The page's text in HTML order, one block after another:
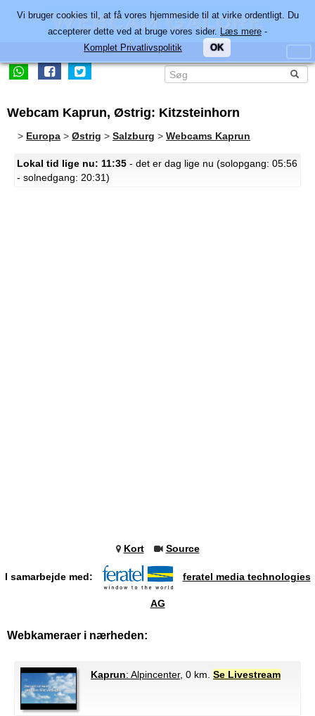
Webcam Kaprun, Østrig: Kitzsteinhorn
> Europa > Østrig > Salzburg > Webcams Kaprun
Lokal tid lige nu: 11:35 - det er dag lige nu (solopgang: 05:56
- solnedgang: 20:31)
Kort Source
I samarbejde med: feratel media technologies
AG
Webkameraer i nærheden:
Kaprun: Alpincenter, 0 km. Se Livestream
Vi bruger cookies til, at få vores hjemmeside til at virke ordentligt. Du
accepterer dette ved at bruge vores sider. Læs mere -
Komplet Privatlivspolitik
OK